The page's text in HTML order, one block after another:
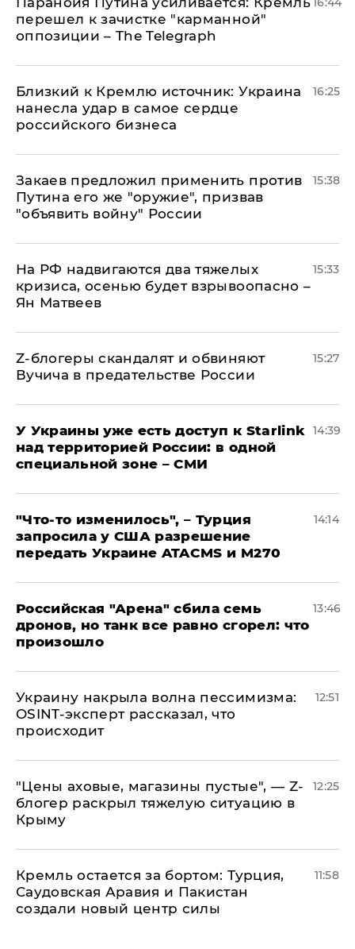
перешел к зачистке "карманной"
оппозиции – The Telegraph
Близкий к Кремлю источник: Украина
нанесла удар в самое сердце
российского бизнеса
16:25
Закаев предложил применить против
Путина его же "оружие", призвав
"объявить войну" России
15:38
На РФ надвигаются два тяжелых
кризиса, осенью будет взрывоопасно –
Ян Матвеев
15:33
Z-блогеры скандалят и обвиняют
Вучича в предательстве России
15:27
У Украины уже есть доступ к Starlink
над территорией России: в одной
специальной зоне – СМИ
14:39
​"Что-то изменилось", – Турция
запросила у США разрешение
передать Украине ATACMS и M270
14:14
​Российская "Арена" сбила семь
дронов, но танк все равно сгорел: что
произошло
13:46
​Украину накрыла волна пессимизма:
OSINT-эксперт рассказал, что
происходит
12:51
​"Цены аховые, магазины пустые", — Z-
блогер раскрыл тяжелую ситуацию в
Крыму
12:25
​Кремль остается за бортом: Турция,
Саудовская Аравия и Пакистан
создали новый центр силы
11:58